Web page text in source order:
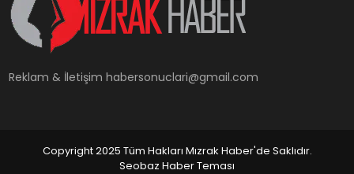
YAŞAM
Reklam & İletişimhabersonuclari@gmail.com
Copyright 2025 Tüm Hakları Mızrak Haber'de Saklıdır.
Seobaz Haber Teması